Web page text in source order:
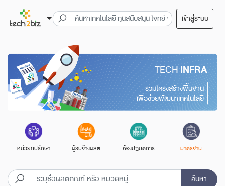
เข้าสู่ระบบ
TECHINFRA
รวมโครงสร้างพื้นฐาน
เพื่อช่วยพัฒนาเทคโนโลยี
หน่วยที่ปรึกษา ผู้รับจ้างผลิต ห้องปฏิบัติการ มาตรฐาน
ค้นหา